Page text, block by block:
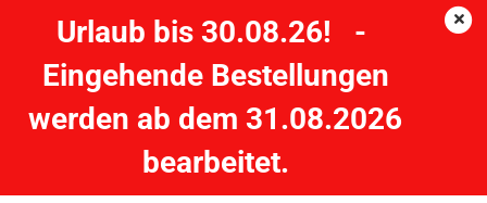
Urlaub bis 30.08.26! -
Eingehende Bestellungen
werden ab dem 31.08.2026
bearbeitet.
2 Stück 3.1" GUNKI G'BUMB 8cm Orange Chart Belly